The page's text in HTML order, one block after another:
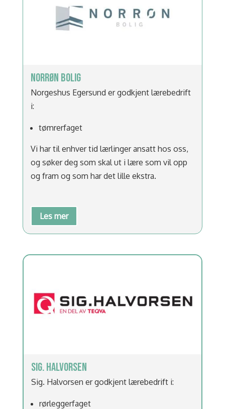
NORRØN BOLIG
Norgeshus Egersund er godkjent lærebedrift
i:
tømrerfaget
Vi har til enhver tid lærlinger ansatt hos oss,
og søker deg som skal ut i lære som vil opp
og fram og som har det lille ekstra.
Les mer
SIG. HALVORSEN
Sig. Halvorsen er godkjent lærebedrift i:
rørleggerfaget